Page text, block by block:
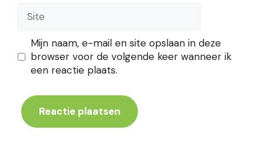
Mijn naam, e-mail en site opslaan in deze
browser voor de volgende keer wanneer ik
een reactie plaats.